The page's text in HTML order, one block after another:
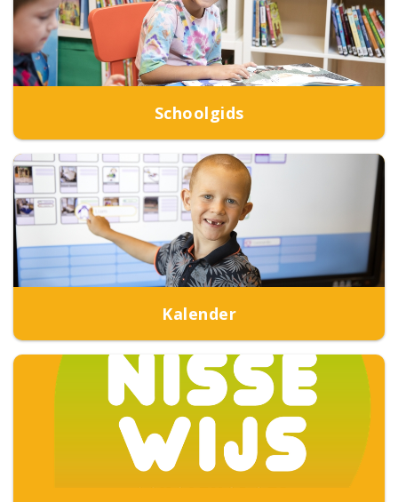
Schoolgids
Kalender